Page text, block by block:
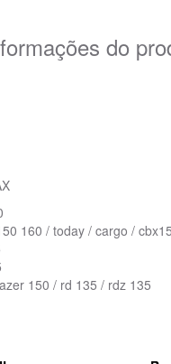
do
160 / today / cargo /
150 / rd 135 / rdz 135